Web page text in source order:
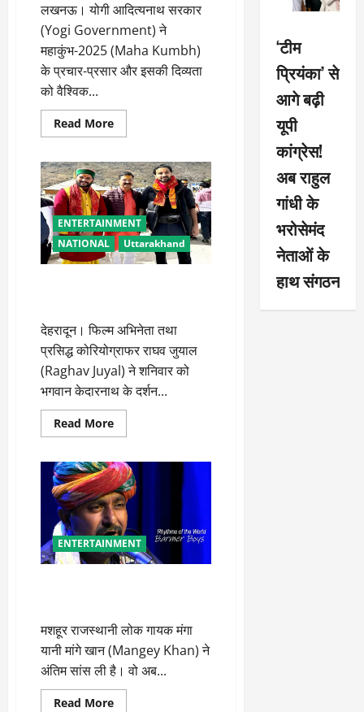
लखनऊ। योगी आदित्यनाथ सरकार
(Yogi Government) ने
महाकुंभ-2025 (Maha Kumbh)
के प्रचार-प्रसार और इसकी दिव्यता
को वैश्विक...
Read MoreRead
more
योगी
ने
अमिताभ
बच्चन
को
बनाया
महाकुंभ
का
ब्रांड
ENTERTAINMENT
NATIONAL
Uttarakhand
देहरादून। फिल्म अभिनेता तथा
प्रसिद्ध कोरियोग्राफर राघव जुयाल
(Raghav Juyal) ने शनिवार को
भगवान केदारनाथ के दर्शन...
Read MoreRead
more
केदारनाथ
धाम
दर्शन
को
पहुंचे
फिल्म
अभिनेता
राघव
जुयाल
ENTERTAINMENT
मशहूर राजस्थानी लोक गायक मंगा
यानी मांगे खान (Mangey Khan) ने
अंतिम सांस ली है। वो अब...
Read MoreRead
‘टीम
प्रियंका’ से
आगे बढ़ी
यूपी
कांग्रेस!
अब राहुल
गांधी के
भरोसेमंद
नेताओं के
हाथ संगठन